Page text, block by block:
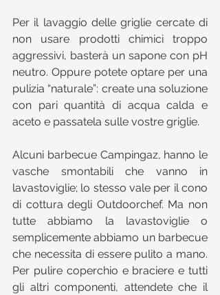
Per il lavaggio delle griglie cercate di
non usare prodotti chimici troppo
aggressivi, basterà un sapone con pH
neutro. Oppure potete optare per una
pulizia “naturale”: create una soluzione
con pari quantità di acqua calda e
aceto e passatela sulle vostre griglie.
Alcuni barbecue Campingaz, hanno le
vasche smontabili che vanno in
lavastoviglie; lo stesso vale per il cono
di cottura degli Outdoorchef. Ma non
tutte abbiamo la lavastoviglie o
semplicemente abbiamo un barbecue
che necessita di essere pulito a mano.
Per pulire coperchio e braciere e tutti
gli altri componenti, attendete che il